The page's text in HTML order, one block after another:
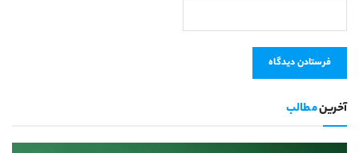
آخرینمطالب